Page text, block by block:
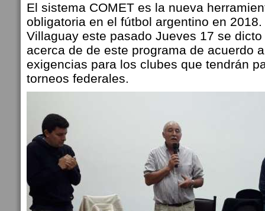
El sistema COMET es la nueva
obligatoria en el fútbol argentino en
Villaguay este pasado Jueves 17 se
acerca de de este programa de acuerdo
exigencias para los clubes que tendrán
torneos federales.